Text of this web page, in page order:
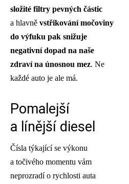
složité filtry pevných částic
a hlavně vstřikování močoviny
do výfuku pak snižuje
negativní dopad na naše
zdraví na únosnou mez. Ne
každé auto je ale má.
Pomalejší
a línější diesel
Čísla týkající se výkonu
a točivého momentu vám
neprozradí o rychlosti auta